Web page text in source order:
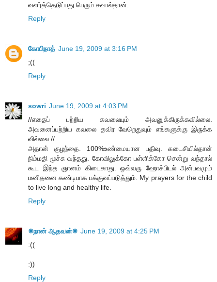
வளர்த்தெடுப்பது பெரும் சவால்தான்.
Reply
கோபிநாத் June 19, 2009 at 3:16 PM
;((
Reply
sowri June 19, 2009 at 4:03 PM
//எதைப் பற்றிய கவலையும் அவனுக்கிருக்கவில்லை.
அவனைப்பற்றிய கவலை தவிர வேறெதுவும் எங்களுக்கு இருக்க
வில்லை.//
அதான் குழந்தை. 100%உண்மையான பதிவு. கடைசியில்தான்
நிம்மதி மூச்சு வந்தது. கோவிலுக்கோ பள்ளிக்கோ சென்று வந்தால்
கூட இந்த ஞானம் கிடைகாது. ஒவ்வரு ஹோச்பிடல் அன்பவமும்
மனிதனை கண்டிபாக பக்குவப்படுத்தும். My prayers for the child
to live long and healthy life.
Reply
☀நான் ஆதவன்☀ June 19, 2009 at 4:25 PM
:((
:))
Reply